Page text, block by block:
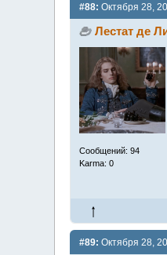
#88: Октября 28,
Лестат де
Сообщений: 94
Karma: 0
#89: Октября 28,